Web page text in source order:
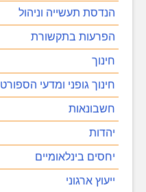
הנדסת תעשייה וניהול
הפרעות בתקשורת
חינוך
חינוך גופני ומדעי הספורט
חשבונאות
יהדות
יחסים בינלאומיים
ייעוץ ארגוני